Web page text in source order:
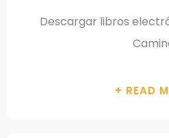
Descargar libros